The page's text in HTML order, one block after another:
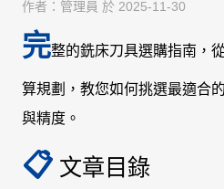
作者： 管理員 於 2025-11-30
完整的銑床刀具選購指南，
算規劃，教您如何挑選最適合
與精度。
📋 文章目錄